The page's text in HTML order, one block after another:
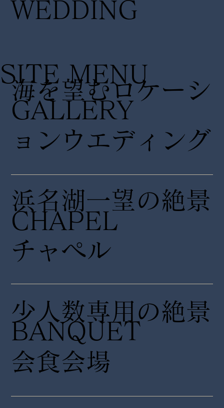
WEDDING
海を望むロケーシ
ョンウエディング
浜名湖一望の絶景
チャペル
GALLERY
CHAPEL
少人数専用の絶景
会食会場
SITE MENU
​BANQUET